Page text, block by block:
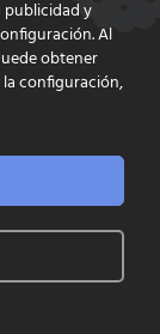
publicidad y
Al
obtener
configuración,